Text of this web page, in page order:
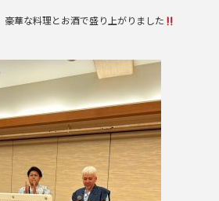
豪華な料理とお酒で盛り上がりました